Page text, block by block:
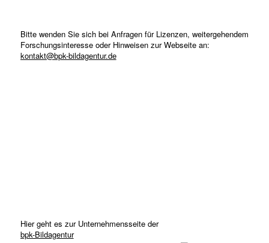
Bitte wenden Sie sich bei Anfragen für Lizenzen, weitergehendem
Forschungsinteresse oder Hinweisen zur Webseite an:
kontakt@bpk-bildagentur.de
Hier geht es zur Unternehmensseite der
bpk-Bildagentur